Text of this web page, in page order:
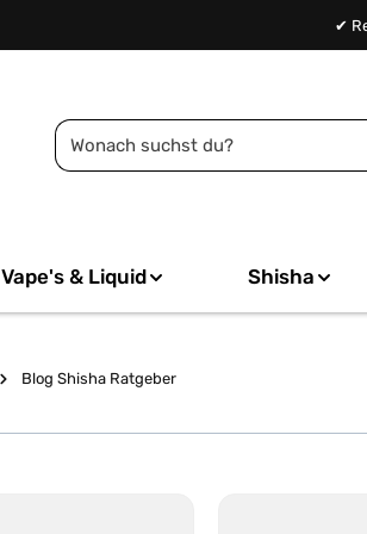
✔
Vape's & Liquid Shisha
Blog Shisha Ratgeber